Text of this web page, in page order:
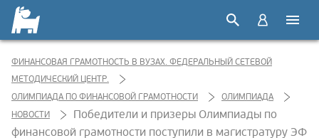
ФИНАНСОВАЯ ГРАМОТНОСТЬ В ВУЗАХ. ФЕДЕРАЛЬНЫЙ СЕТЕВОЙ
МЕТОДИЧЕСКИЙ ЦЕНТР.
ОЛИМПИАДА ПО ФИНАНСОВОЙ ГРАМОТНОСТИ
ОЛИМПИАДА
НОВОСТИ
Победители и призеры Олимпиады по
финансовой грамотности поступили в магистратуру ЭФ